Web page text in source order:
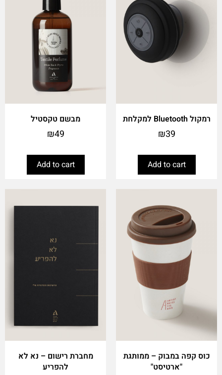
רמקול Bluetooth למקלחת
₪39
Add to cart
מבשם טקסטיל
₪49
Add to cart
כוס קפה במבוק – ממותגת
"ארטיסט"
מחברת רישום – נא לא
להפריע